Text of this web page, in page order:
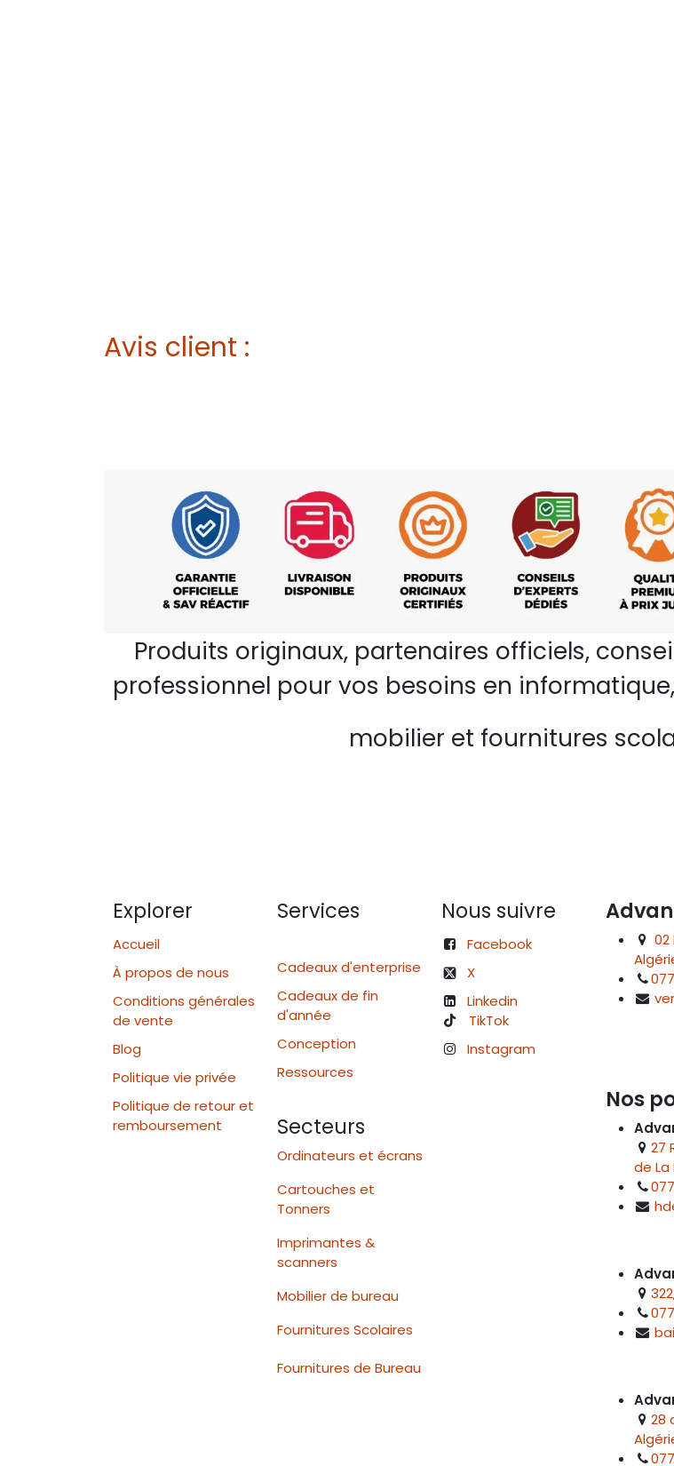
Avis client :
Produits originaux, partenaires officiels,
professionnel pour vos besoins en
mobilier et fournitures
Explorer
Accueil
À propos de nous
Conditions générales
de vente
Blog
Politique vie privée
Politique de retour et
remboursement
Services
Cadeaux d'enterprise
Cadeaux de fin
d'année
Conception
Ressources
Secteurs
Ordinateurs et écrans
Cartouches et
Tonners
Imprimantes &
scanners
Mobilier de bureau
Fournitures Scolaires
Fournitures de Bureau
Nous suivre
Facebook
X
Linkedin
TikTok
Instagram
02
Nos
27
de La
28